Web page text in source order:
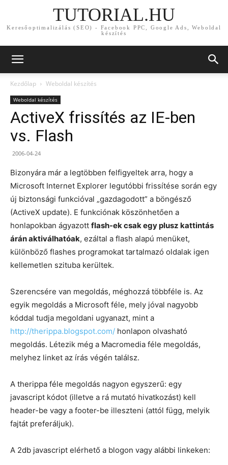
TUTORIAL.HU
Keresőoptimalizálás (SEO) - Facebook PPC, Google Ads, Weboldal
készítés
Kezdőlap Weboldal készítés
Weboldal készítés
ActiveX frissítés az IE-ben
vs. Flash
2006-04-24
Bizonyára már a legtöbben felfigyeltek arra, hogy a
Microsoft Internet Explorer legutóbbi frissítése során egy
új biztonsági funkcióval „gazdagodott” a böngésző
(ActiveX update). E funkciónak köszönhetően a
honlapokban ágyazott flash-ek csak egy plusz kattintás
árán aktiválhatóak, ezáltal a flash alapú menüket,
különböző flashes programokat tartalmazó oldalak igen
kellemetlen szituba kerültek.
Szerencsére van megoldás, méghozzá többféle is. Az
egyik megoldás a Microsoft féle, mely jóval nagyobb
kóddal tudja megoldani ugyanazt, mint a
http://therippa.blogspot.com/ honlapon olvasható
megoldás. Létezik még a Macromedia féle megoldás,
melyhez linket az írás végén találsz.
A therippa féle megoldás nagyon egyszerű: egy
javascript kódot (illetve a rá mutató hivatkozást) kell
header-be vagy a footer-be illeszteni (attól függ, melyik
fajtát preferáljuk).
A 2db javascript elérhető a blogon vagy alábbi linkeken: